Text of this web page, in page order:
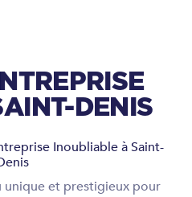
DENIS
Inoubliable à Saint-
unique et prestigieux pour